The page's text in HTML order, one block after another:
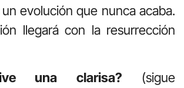
evolución que nunca acaba.
llegará con la resurrección
una clarisa? (sigue